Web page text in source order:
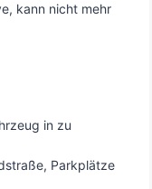
kann nicht mehr
in zu
Parkplätze